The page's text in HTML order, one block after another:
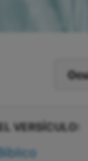
VERSÍCULO: